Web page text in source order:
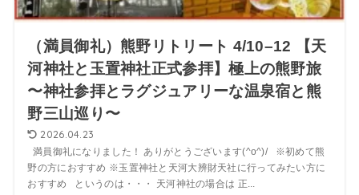
（満員御礼）熊野リトリート 4/10–12 【天
河神社と玉置神社正式参拝】極上の熊野旅
〜神社参拝とラグジュアリーな温泉宿と熊
野三山巡り〜
2026.04.23
満員御礼になりました！ ありがとうございます(^o^)/ ※初めて熊
野の方におすすめ ※玉置神社と天河大辨財天社に行ってみたい方に
おすすめ というのは・・・ 天河神社の場合は 正...